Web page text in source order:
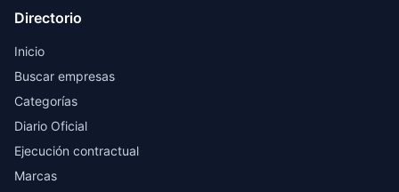
Directorio
Inicio
Buscar empresas
Categorías
Diario Oficial
Ejecución contractual
Marcas